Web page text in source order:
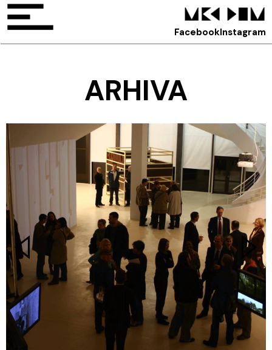
FacebookInstagram
ARHIVA